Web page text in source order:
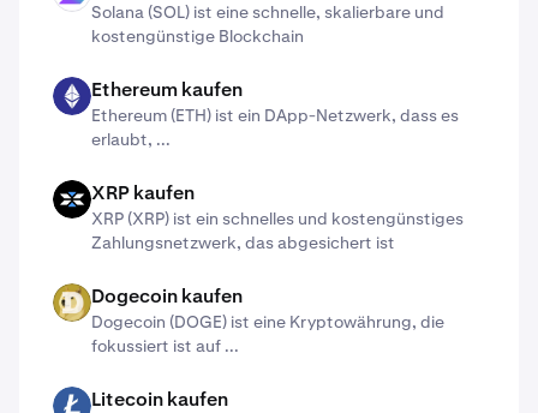
Solana (SOL) ist eine schnelle, skalierbare und
kostengünstige Blockchain
ETH Ethereum kaufen
Ethereum (ETH) ist ein DApp-Netzwerk, dass es
erlaubt, ...
X XRP kaufen
XRP (XRP) ist ein schnelles und kostengünstiges
Zahlungsnetzwerk, das abgesichert ist
DOGE Dogecoin kaufen
Dogecoin (DOGE) ist eine Kryptowährung, die
fokussiert ist auf ...
LTC Litecoin kaufen